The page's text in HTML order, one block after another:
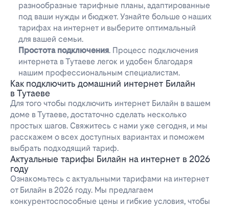
разнообразные тарифные планы, адаптированные
под ваши нужды и бюджет. Узнайте больше о наших
тарифах на интернет и выберите оптимальный
для вашей семьи.
Простота подключения. Процесс подключения
интернета в Тутаеве легок и удобен благодаря
нашим профессиональным специалистам.
Как подключить домашний интернет Билайн
в Тутаеве
Для того чтобы подключить интернет Билайн в вашем
доме в Тутаеве, достаточно сделать несколько
простых шагов. Свяжитесь с нами уже сегодня, и мы
расскажем о всех доступных вариантах и поможем
выбрать подходящий тариф.
Актуальные тарифы Билайн на интернет в 2026
году
Ознакомьтесь с актуальными тарифами на интернет
от Билайн в 2026 году. Мы предлагаем
конкурентоспособные цены и гибкие условия, чтобы